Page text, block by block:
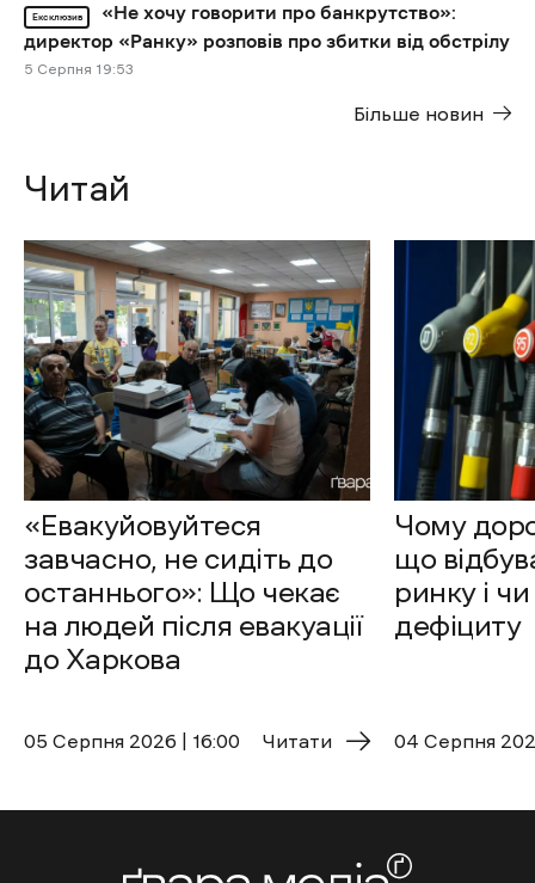
Ексклюзив
«Не хочу говорити про банкрутство»:
директор «Ранку» розповів про збитки від обстрілу
5 Cерпня 19:53
Більше новин
Читай
«Евакуйовуйтеся
завчасно, не сидіть до
останнього»: Що чекає
на людей після евакуації
до Харкова
05 Cерпня 2026 | 16:00 Читати
Чому
що
ринку і
дефіциту
04 Cерпня